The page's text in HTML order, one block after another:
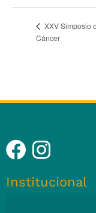
XXV Simposio
Cáncer
Institucional